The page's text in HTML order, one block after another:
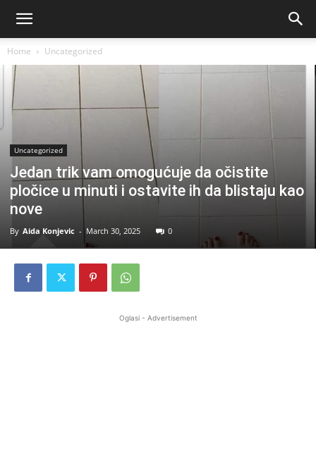
Home Uncategorized
Uncategorized
Jedan trik vam omogućuje da očistite
pločice u minuti i ostavite ih da blistaju kao
nove
By Aida Konjevic - March 30, 2025 0
Oglasi - Advertisement